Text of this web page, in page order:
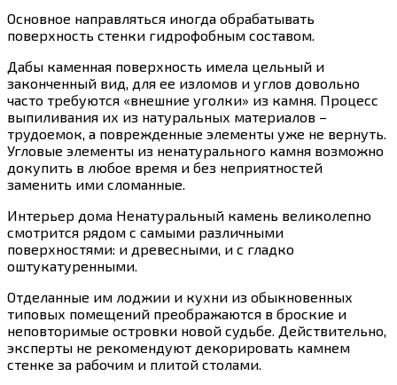
Основное направляться иногда обрабатывать
поверхность стенки гидрофобным составом.
Дабы каменная поверхность имела цельный и
законченный вид, для ее изломов и углов довольно
часто требуются «внешние уголки» из камня. Процесс
выпиливания их из натуральных материалов –
трудоемок, а поврежденные элементы уже не вернуть.
Угловые элементы из ненатурального камня возможно
докупить в любое время и без неприятностей
заменить ими сломанные.
Интерьер дома Ненатуральный камень великолепно
смотрится рядом с самыми различными
поверхностями: и древесными, и с гладко
оштукатуренными.
Отделанные им лоджии и кухни из обыкновенных
типовых помещений преображаются в броские и
неповторимые островки новой судьбе. Действительно,
эксперты не рекомендуют декорировать камнем
стенке за рабочим и плитой столами.